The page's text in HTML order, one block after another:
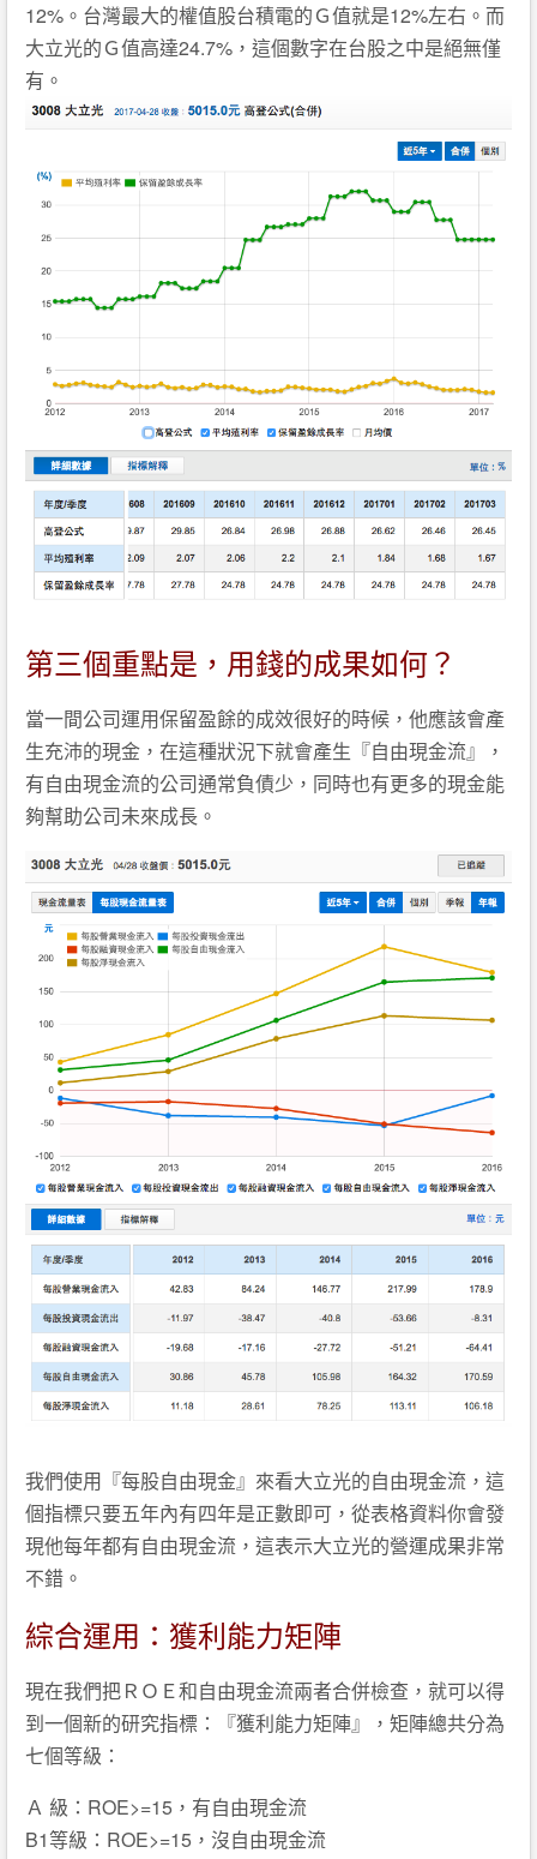
12%。台灣最大的權值股台積電的Ｇ值就是12%左右。而
大立光的Ｇ值高達24.7%，這個數字在台股之中是絕無僅
有。
第三個重點是，用錢的成果如何？
當一間公司運用保留盈餘的成效很好的時候，他應該會產
生充沛的現金，在這種狀況下就會產生『自由現金流』，
有自由現金流的公司通常負債少，同時也有更多的現金能
夠幫助公司未來成長。
我們使用『每股自由現金』來看大立光的自由現金流，這
個指標只要五年內有四年是正數即可，從表格資料你會發
現他每年都有自由現金流，這表示大立光的營運成果非常
不錯。
綜合運用：獲利能力矩陣
現在我們把ＲＯＥ和自由現金流兩者合併檢查，就可以得
到一個新的研究指標：『獲利能力矩陣』，矩陣總共分為
七個等級：
Ａ 級：ROE>=15，有自由現金流
B1等級：ROE>=15，沒自由現金流